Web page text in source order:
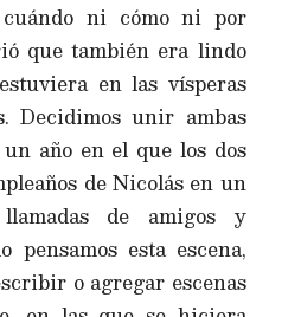
cuándo ni cómo ni por
que también era lindo
en las vísperas
Decidimos unir ambas
año en el que los dos
de Nicolás en un
de amigos y
pensamos esta escena,
o agregar escenas